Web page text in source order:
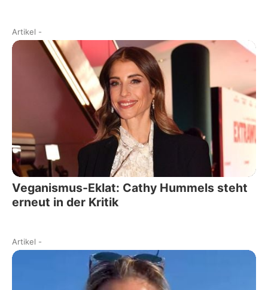
Artikel -
Veganismus-Eklat: Cathy Hummels steht
erneut in der Kritik
Artikel -